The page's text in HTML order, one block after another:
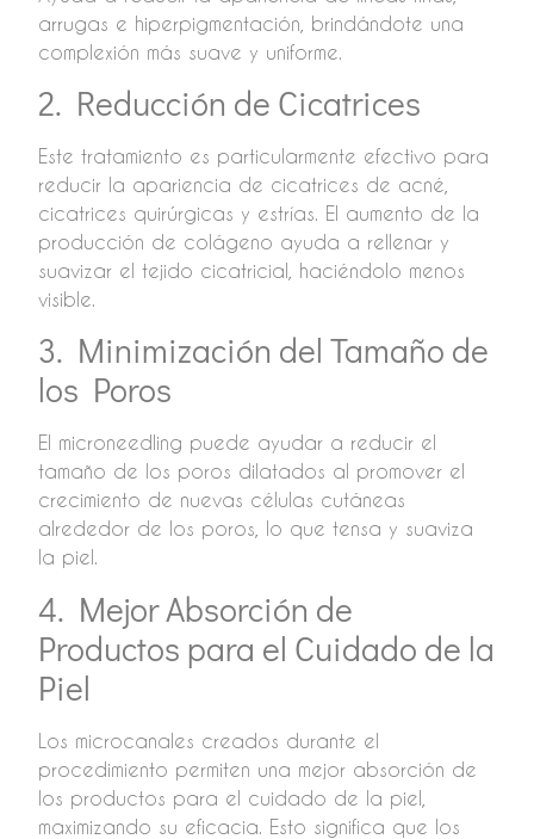
arrugas e hiperpigmentación, brindándote una
complexión más suave y uniforme.
2. Reducción de Cicatrices
Este tratamiento es particularmente efectivo para
reducir la apariencia de cicatrices de acné,
cicatrices quirúrgicas y estrías. El aumento de la
producción de colágeno ayuda a rellenar y
suavizar el tejido cicatricial, haciéndolo menos
visible.
3. Minimización del Tamaño de
los Poros
El microneedling puede ayudar a reducir el
tamaño de los poros dilatados al promover el
crecimiento de nuevas células cutáneas
alrededor de los poros, lo que tensa y suaviza
la piel.
4. Mejor Absorción de
Productos para el Cuidado de la
Piel
Los microcanales creados durante el
procedimiento permiten una mejor absorción de
los productos para el cuidado de la piel,
maximizando su eficacia. Esto significa que los